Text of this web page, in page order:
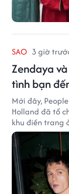
SAO 3 giờ
Zendaya
tình bạn
Mới đây,
Holland đã tổ
khu điền trang